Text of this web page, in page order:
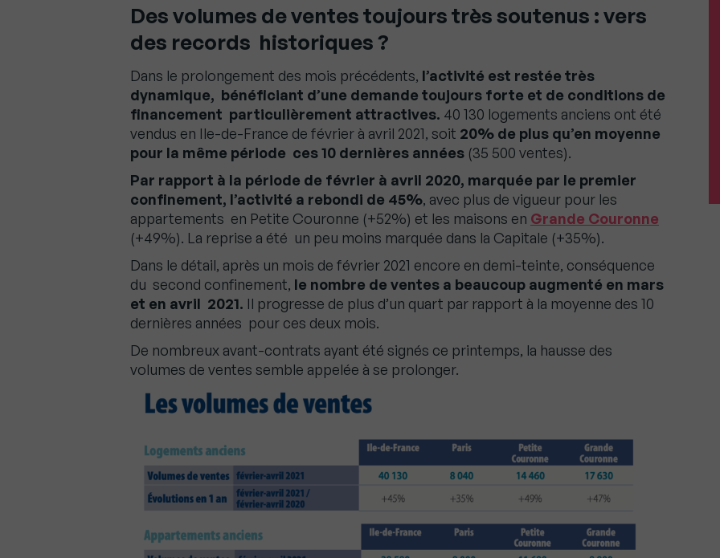
Des volumes de ventes toujours très soutenus : vers
des records historiques ?
Dans le prolongement des mois précédents, l’activité est restée très
dynamique, bénéficiant d’une demande toujours forte et de conditions de
financement particulièrement attractives. 40 130 logements anciens ont été
vendus en Ile-de-France de février à avril 2021, soit 20% de plus qu’en moyenne
pour la même période ces 10 dernières années (35 500 ventes).
Par rapport à la période de février à avril 2020, marquée par le premier
confinement, l’activité a rebondi de 45%, avec plus de vigueur pour les
appartements en Petite Couronne (+52%) et les maisons en Grande Couronne
(+49%). La reprise a été un peu moins marquée dans la Capitale (+35%).
Dans le détail, après un mois de février 2021 encore en demi-teinte, conséquence
du second confinement, le nombre de ventes a beaucoup augmenté en mars
et en avril 2021. Il progresse de plus d’un quart par rapport à la moyenne des 10
dernières années pour ces deux mois.
De nombreux avant-contrats ayant été signés ce printemps, la hausse des
volumes de ventes semble appelée à se prolonger.